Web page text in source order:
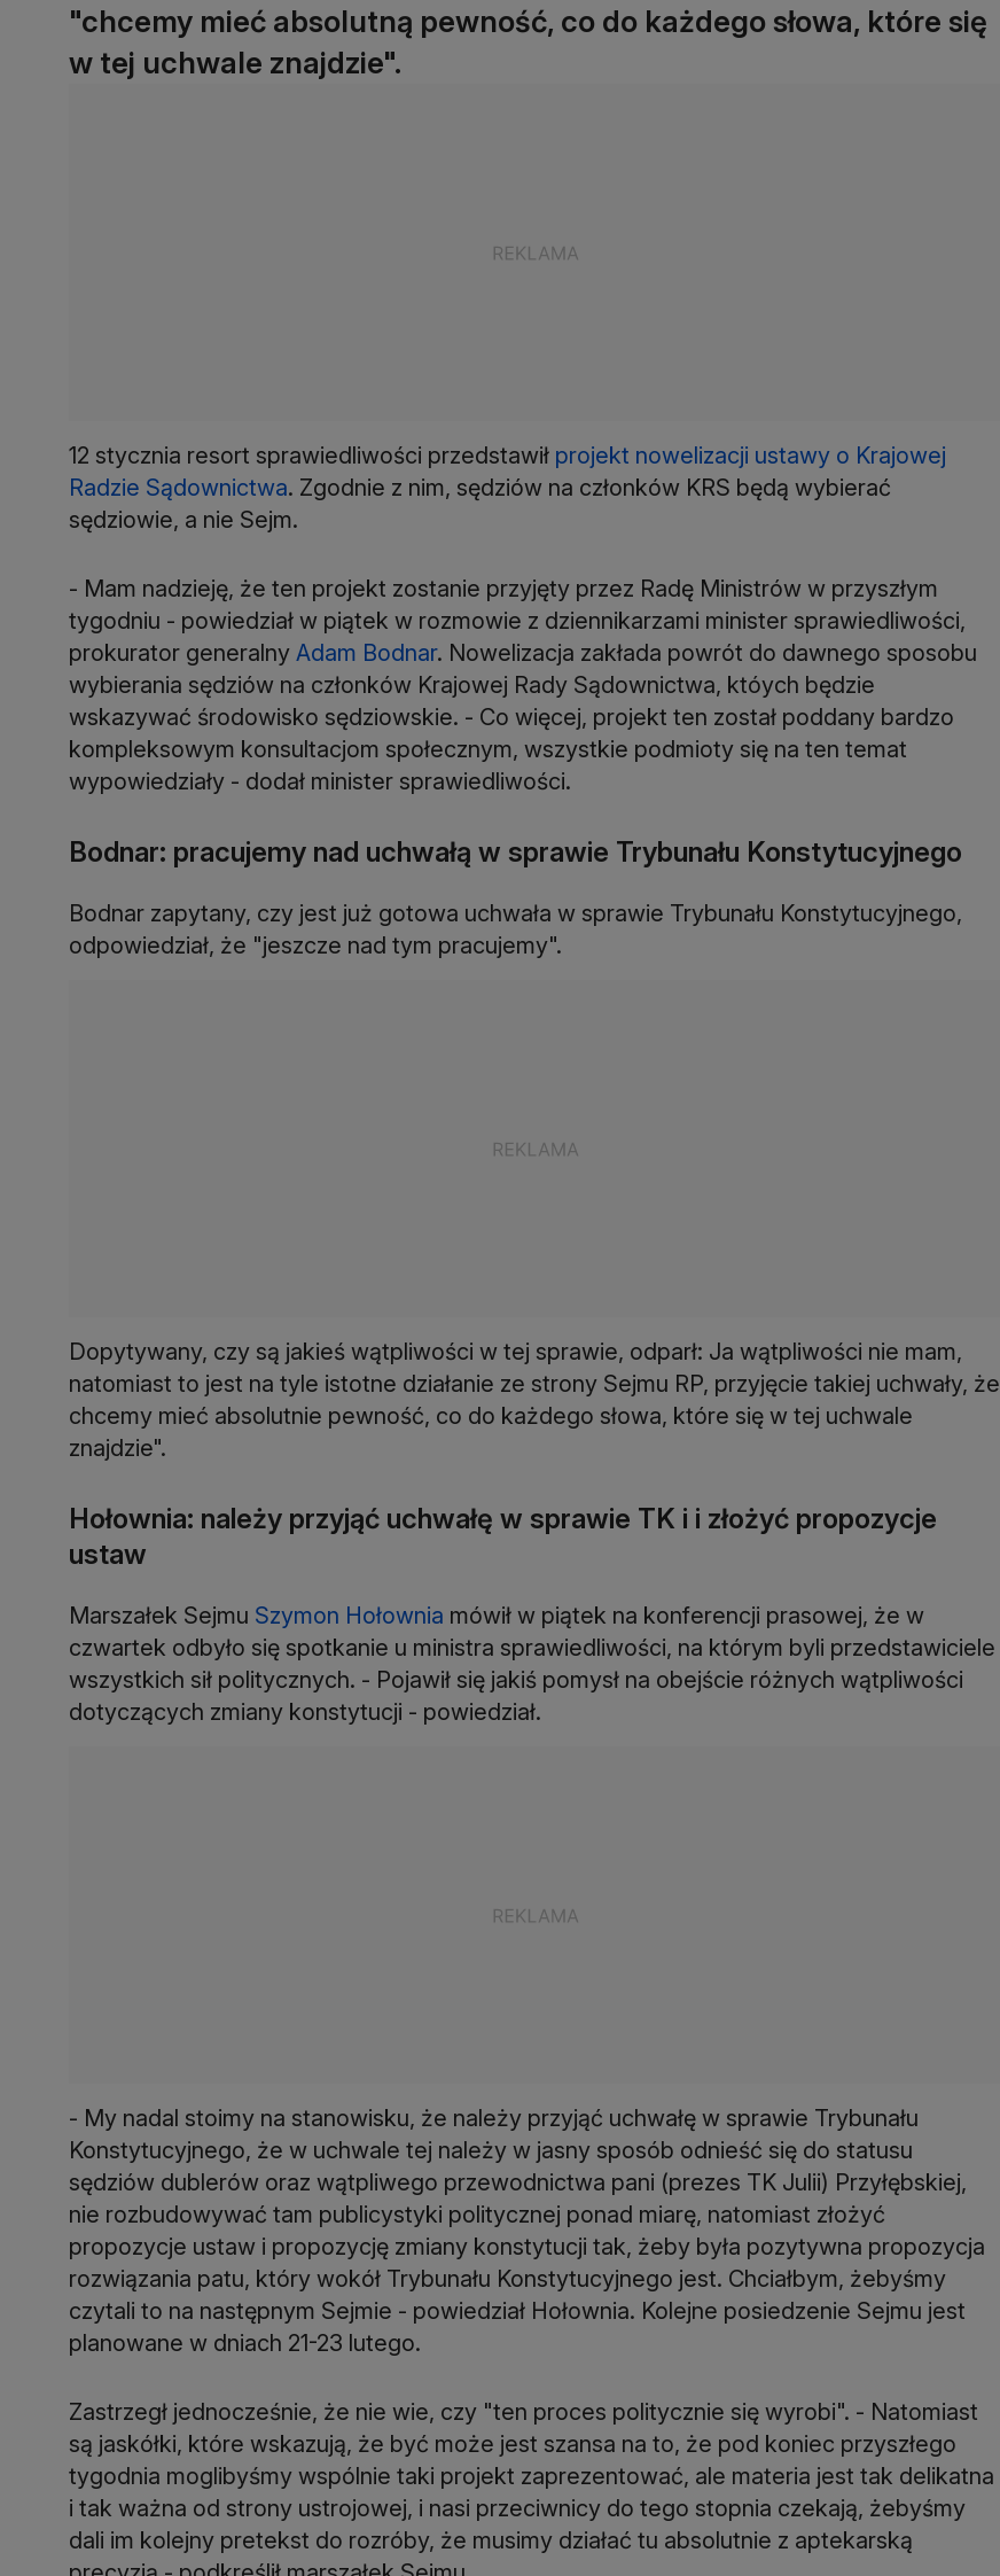
"chcemy mieć absolutną pewność, co do każdego słowa, które się
w tej uchwale znajdzie".
12 stycznia resort sprawiedliwości przedstawił projekt nowelizacji ustawy o Krajowej
Radzie Sądownictwa. Zgodnie z nim, sędziów na członków KRS będą wybierać
sędziowie, a nie Sejm.
- Mam nadzieję, że ten projekt zostanie przyjęty przez Radę Ministrów w przyszłym
tygodniu - powiedział w piątek w rozmowie z dziennikarzami minister sprawiedliwości,
prokurator generalny Adam Bodnar. Nowelizacja zakłada powrót do dawnego sposobu
wybierania sędziów na członków Krajowej Rady Sądownictwa, któych będzie
wskazywać środowisko sędziowskie. - Co więcej, projekt ten został poddany bardzo
kompleksowym konsultacjom społecznym, wszystkie podmioty się na ten temat
wypowiedziały - dodał minister sprawiedliwości.
Bodnar: pracujemy nad uchwałą w sprawie Trybunału Konstytucyjnego
Bodnar zapytany, czy jest już gotowa uchwała w sprawie Trybunału Konstytucyjnego,
odpowiedział, że "jeszcze nad tym pracujemy".
Dopytywany, czy są jakieś wątpliwości w tej sprawie, odparł: Ja wątpliwości nie mam,
natomiast to jest na tyle istotne działanie ze strony Sejmu RP, przyjęcie takiej uchwały, że
chcemy mieć absolutnie pewność, co do każdego słowa, które się w tej uchwale
znajdzie".
Hołownia: należy przyjąć uchwałę w sprawie TK i i złożyć propozycje
ustaw
Marszałek Sejmu Szymon Hołownia mówił w piątek na konferencji prasowej, że w
czwartek odbyło się spotkanie u ministra sprawiedliwości, na którym byli przedstawiciele
wszystkich sił politycznych. - Pojawił się jakiś pomysł na obejście różnych wątpliwości
dotyczących zmiany konstytucji - powiedział.
- My nadal stoimy na stanowisku, że należy przyjąć uchwałę w sprawie Trybunału
Konstytucyjnego, że w uchwale tej należy w jasny sposób odnieść się do statusu
sędziów dublerów oraz wątpliwego przewodnictwa pani (prezes TK Julii) Przyłębskiej,
nie rozbudowywać tam publicystyki politycznej ponad miarę, natomiast złożyć
propozycje ustaw i propozycję zmiany konstytucji tak, żeby była pozytywna propozycja
rozwiązania patu, który wokół Trybunału Konstytucyjnego jest. Chciałbym, żebyśmy
czytali to na następnym Sejmie - powiedział Hołownia. Kolejne posiedzenie Sejmu jest
planowane w dniach 21-23 lutego.
Zastrzegł jednocześnie, że nie wie, czy "ten proces politycznie się wyrobi". - Natomiast
są jaskółki, które wskazują, że być może jest szansa na to, że pod koniec przyszłego
tygodnia moglibyśmy wspólnie taki projekt zaprezentować, ale materia jest tak delikatna
i tak ważna od strony ustrojowej, i nasi przeciwnicy do tego stopnia czekają, żebyśmy
dali im kolejny pretekst do rozróby, że musimy działać tu absolutnie z aptekarską